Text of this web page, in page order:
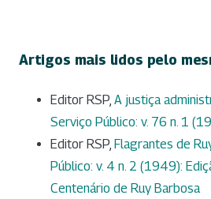
Artigos mais lidos pelo
Editor RSP, A justiça
Serviço Público: v. 76 n. 1
Editor RSP, Flagrantes de
Público: v. 4 n. 2 (1949):
Centenário de Ruy Barbosa